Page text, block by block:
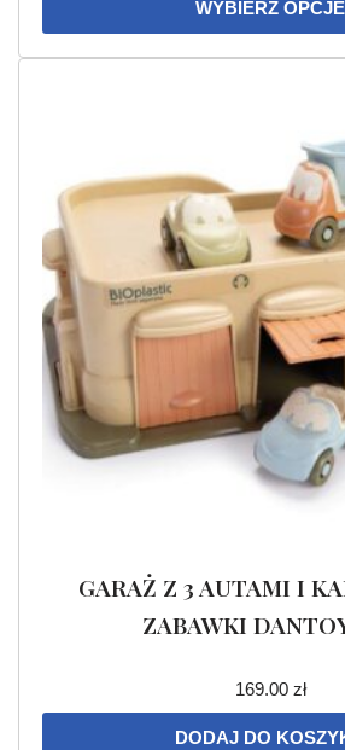
WYBIERZ OPCJE
GARAŻ Z 3 AUTAMI I
ZABAWKI
169.00 zł
DODAJ DO